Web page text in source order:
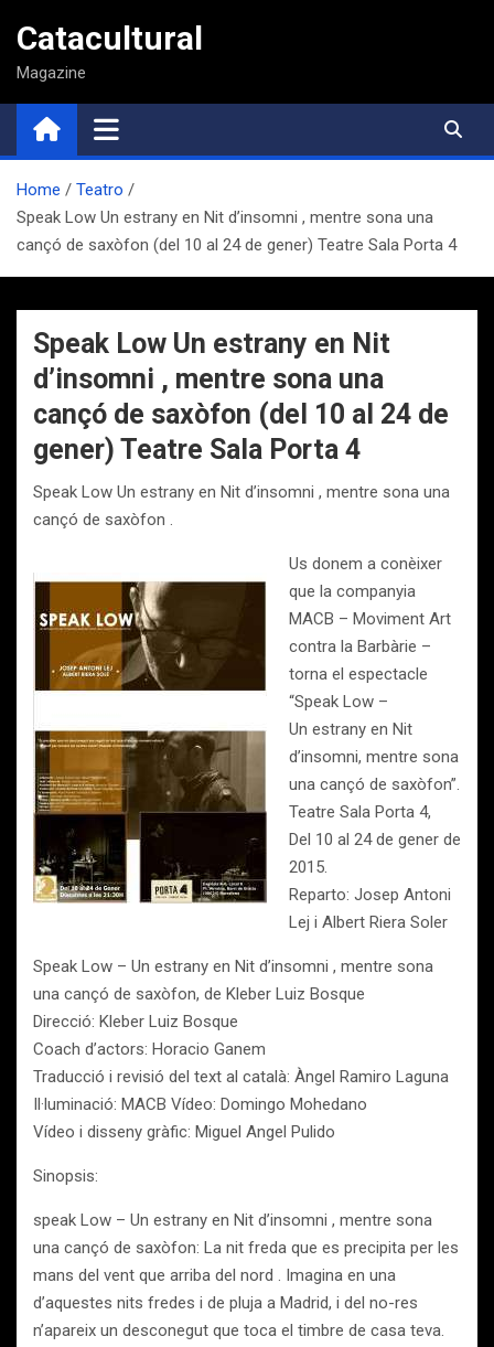
contenido
Catacultural
Magazine
Home
Teatro
Speak Low Un estrany en Nit d’insomni , mentre sona una
cançó de saxòfon (del 10 al 24 de gener) Teatre Sala Porta 4
Speak Low Un estrany en Nit
d’insomni , mentre sona una
cançó de saxòfon (del 10 al 24 de
gener) Teatre Sala Porta 4
Speak Low Un estrany en Nit d’insomni , mentre sona una
cançó de saxòfon .
Us donem a conèixer
que la companyia
MACB – Moviment Art
contra la Barbàrie –
torna el espectacle
“Speak Low –
Un estrany en Nit
d’insomni, mentre sona
una cançó de saxòfon”.
Teatre Sala Porta 4,
Del 10 al 24 de gener de
2015.
Reparto: Josep Antoni
Lej i Albert Riera Soler
Speak Low – Un estrany en Nit d’insomni , mentre sona
una cançó de saxòfon, de Kleber Luiz Bosque
Direcció: Kleber Luiz Bosque
Coach d’actors: Horacio Ganem
Traducció i revisió del text al català: Àngel Ramiro Laguna
Il·luminació: MACB Vídeo: Domingo Mohedano
Vídeo i disseny gràfic: Miguel Angel Pulido
Sinopsis:
speak Low – Un estrany en Nit d’insomni , mentre sona
una cançó de saxòfon: La nit freda que es precipita per les
mans del vent que arriba del nord . Imagina en una
d’aquestes nits fredes i de pluja a Madrid, i del no-res
n’apareix un desconegut que toca el timbre de casa teva.